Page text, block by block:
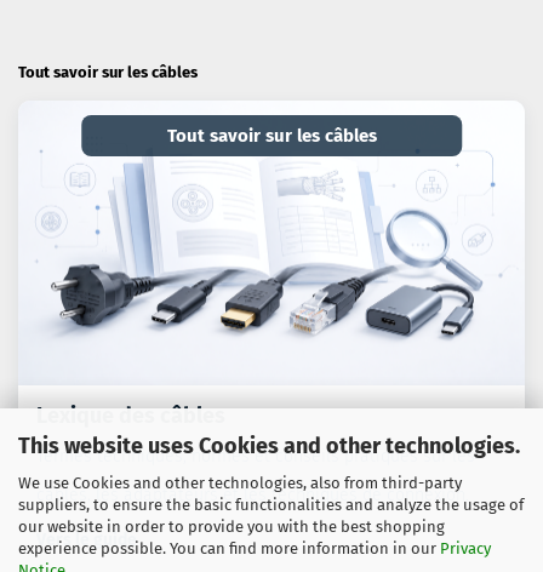
This website uses Cookies and other technologies.
We use Cookies and other technologies, also from third-party
suppliers, to ensure the basic functionalities and analyze the usage of
our website in order to provide you with the best shopping
experience possible. You can find more information in our Privacy
Tout savoir sur les câbles
Tout savoir sur les câbles
Lexique des câbles
Termes techniques, normes et conseils pratiques sur les
câbles, les adaptateurs et les techniques de connexion.
Vers le guide